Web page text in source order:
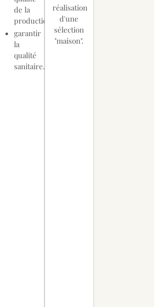
de la
production,
garantir
la
qualité
sanitaire.
réalisation
d'une
sélection
"maison".